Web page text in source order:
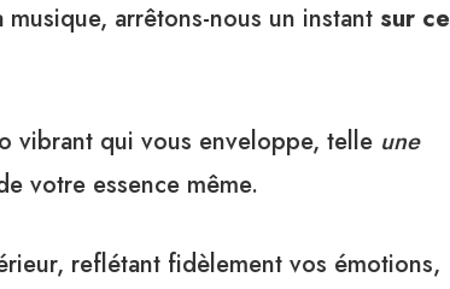
arrêtons-nous un instant sur ce
vibrant qui vous enveloppe, telle une
votre essence même.
reflétant fidèlement vos émotions,